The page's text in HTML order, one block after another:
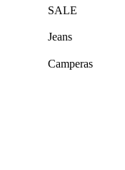
SALE
Jeans
Camperas